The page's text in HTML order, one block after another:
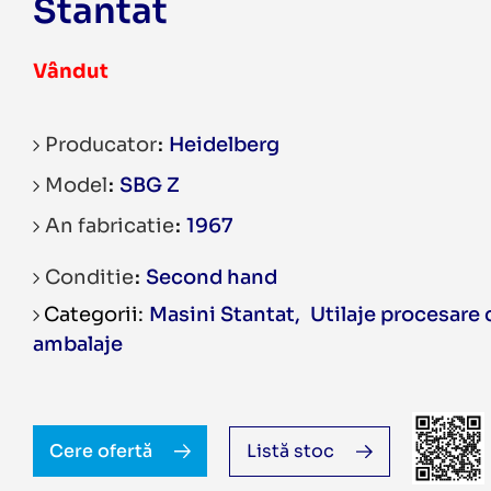
Stantat
Vândut
Producator Heidelberg
Model SBG Z
An fabricatie 1967
Conditie Second hand
Masini Stantat
Utilaje procesare
ambalaje
Cere ofertă Listă stoc